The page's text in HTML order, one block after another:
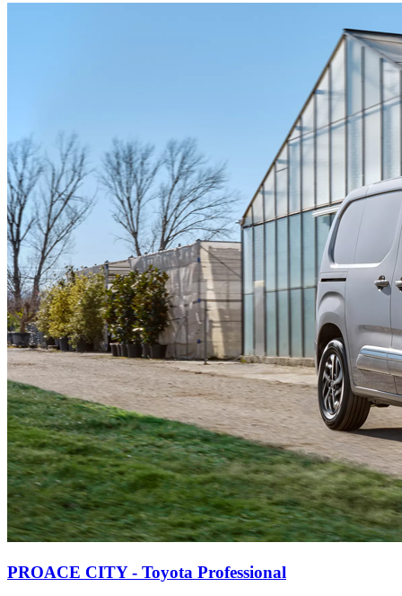
PROACE CITY - Toyota Professional